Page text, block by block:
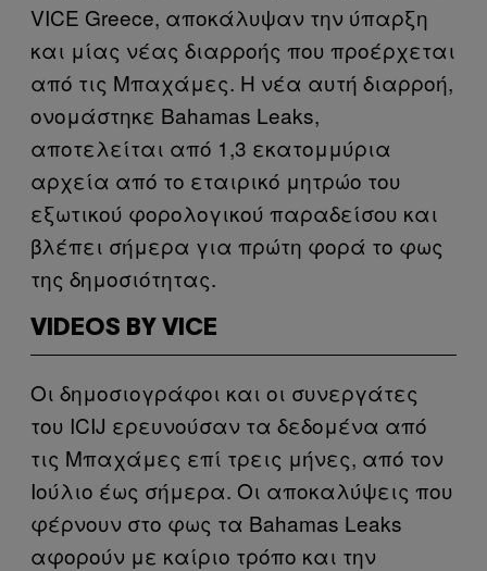
VICE Greece, αποκάλυψαν την ύπαρξη
και μίας νέας διαρροής που προέρχεται
από τις Μπαχάμες. Η νέα αυτή διαρροή,
ονομάστηκε Bahamas Leaks,
αποτελείται από 1,3 εκατομμύρια
αρχεία από το εταιρικό μητρώο του
εξωτικού φορολογικού παραδείσου και
βλέπει σήμερα για πρώτη φορά το φως
της δημοσιότητας.
VIDEOS BY VICE
Οι δημοσιογράφοι και οι συνεργάτες
του ICIJ ερευνούσαν τα δεδομένα από
τις Μπαχάμες επί τρεις μήνες, από τον
Ιούλιο έως σήμερα. Οι αποκαλύψεις που
φέρνουν στο φως τα Bahamas Leaks
αφορούν με καίριο τρόπο και την